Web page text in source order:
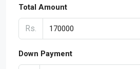
Total Amount
Rs.
Down Payment